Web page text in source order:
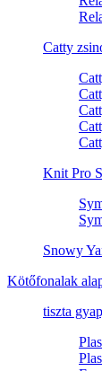
Catty
Knit Pro
Snowy
Kötőfonalak
tiszta